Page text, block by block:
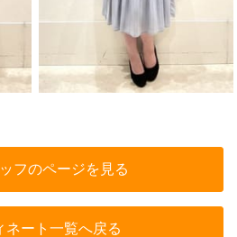
フのページを見る
ネート一覧へ戻る